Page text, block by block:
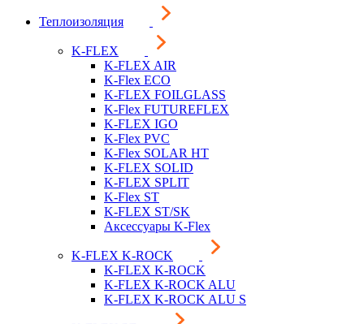
Теплоизоляция
K-FLEX
K-FLEX AIR
K-Flex ECO
K-FLEX FOILGLASS
K-Flex FUTUREFLEX
K-FLEX IGO
K-Flex PVC
K-Flex SOLAR HT
K-FLEX SOLID
K-FLEX SPLIT
K-Flex ST
K-FLEX ST/SK
Аксессуары K-Flex
K-FLEX K-ROCK
K-FLEX K-ROCK
K-FLEX K-ROCK ALU
K-FLEX K-ROCK ALU S